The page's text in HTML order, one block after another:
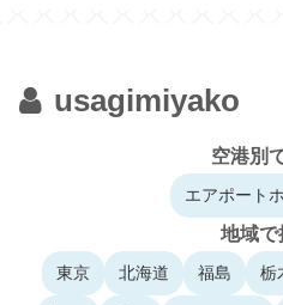
usagimiyako
空港別
エアポート
地域で
東京 北海道 福島 栃